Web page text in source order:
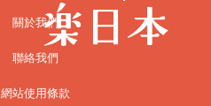
關於我們
聯絡我們
網站使用條款